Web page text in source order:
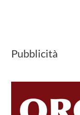
Pubblicità